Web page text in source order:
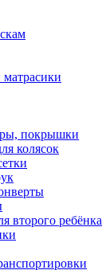
покрышки
колясок
второго ребёнка